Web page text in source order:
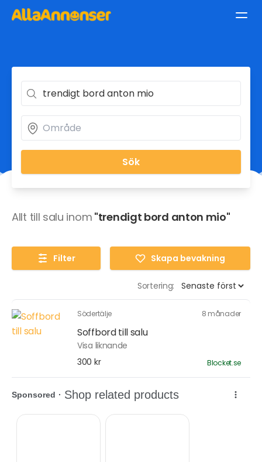
Sök
Allt till salu inom "trendigt bord anton mio"
Filter Skapa bevakning
Sortering:
Södertälje 8 månader
Soffbord till salu
Visa liknande
300 kr
Blocket.se